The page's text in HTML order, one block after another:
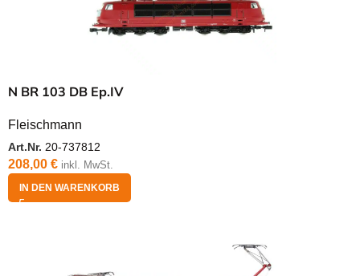
N BR 103 DB Ep.IV
Fleischmann
Art.Nr. 20-737812
208,00 € inkl. MwSt.
IN DEN WARENKORB